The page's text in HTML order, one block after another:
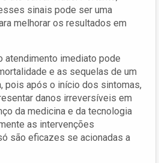
sinais pode ser uma
melhorar os resultados em
atendimento imediato pode
e as sequelas de um
pois após o início dos sintomas,
danos irreversíveis em
da medicina e da tecnologia
as intervenções
são eficazes se acionadas a